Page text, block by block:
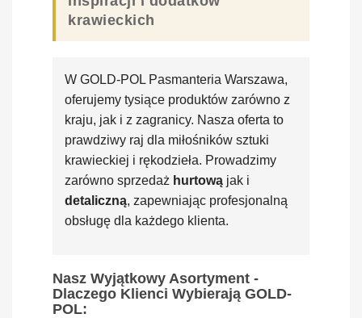
krawieckich
W GOLD-POL Pasmanteria Warszawa,
oferujemy tysiące produktów zarówno z
kraju, jak i z zagranicy. Nasza oferta to
prawdziwy raj dla miłośników sztuki
krawieckiej i rękodzieła. Prowadzimy
zarówno sprzedaż hurtową jak i
detaliczną, zapewniając profesjonalną
obsługę dla każdego klienta.
Nasz Wyjątkowy Asortyment -
Dlaczego Klienci Wybierają GOLD-
POL: